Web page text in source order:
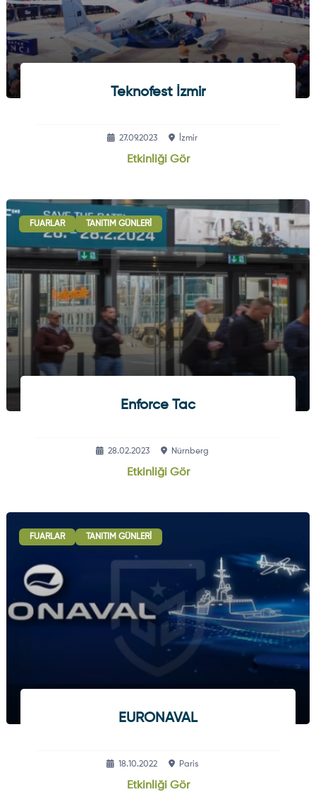
Teknofest İzmir
27.09.2023 İzmir
Etkinliği Gör
FUARLAR TANITIM GÜNLERI
Enforce Tac
28.02.2023 Nürnberg
Etkinliği Gör
FUARLAR TANITIM GÜNLERI
EURONAVAL
18.10.2022 Paris
Etkinliği Gör